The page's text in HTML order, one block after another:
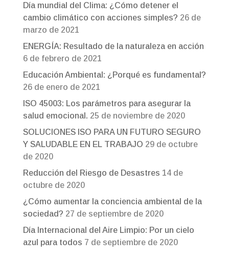
Día mundial del Clima: ¿Cómo detener el
cambio climático con acciones simples? 26 de
marzo de 2021
ENERGÍA: Resultado de la naturaleza en acción
6 de febrero de 2021
Educación Ambiental: ¿Porqué es fundamental?
26 de enero de 2021
ISO 45003: Los parámetros para asegurar la
salud emocional. 25 de noviembre de 2020
SOLUCIONES ISO PARA UN FUTURO SEGURO
Y SALUDABLE EN EL TRABAJO 29 de octubre
de 2020
Reducción del Riesgo de Desastres 14 de
octubre de 2020
¿Cómo aumentar la conciencia ambiental de la
sociedad? 27 de septiembre de 2020
Día Internacional del Aire Limpio: Por un cielo
azul para todos 7 de septiembre de 2020